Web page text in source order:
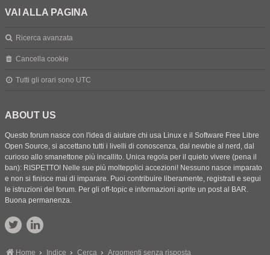
VAI ALLA PAGINA
Ricerca avanzata
Cancella cookie
Tutti gli orari sono UTC
ABOUT US
Questo forum nasce con l'idea di aiutare chi usa Linux e il Software Free Libre
Open Source, si accettano tutti i livelli di conoscenza, dal newbie al nerd, dal
curioso allo smanettone più incallito. Unica regola per il quieto vivere (pena il
ban): RISPETTO! Nelle sue più moltepplici accezioni! Nessuno nasce imparato
e non si finisce mai di imparare. Puoi contribuire liberamente, registrati e segui
le istruzioni del forum. Per gli off-topic e informazioni aprite un post al BAR.
Buona permanenza.
Home Indice Cerca Argomenti senza risposta